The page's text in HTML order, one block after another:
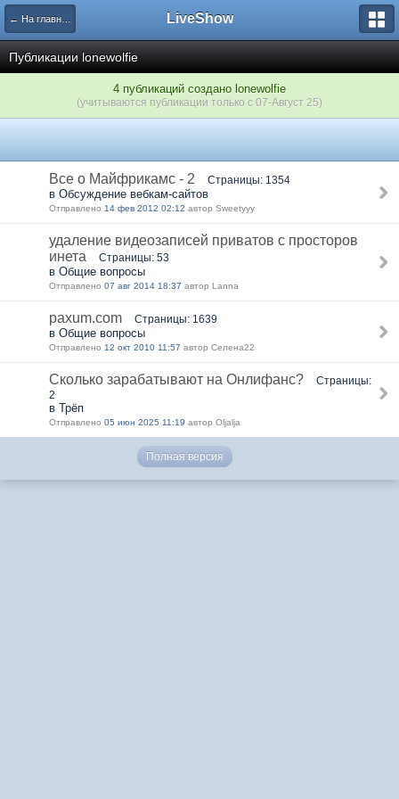
← На главную LiveShow
Публикации lonewolfie
4 публикаций создано lonewolfie
(учитываются публикации только с 07-Август 25)
Все о Майфрикамс - 2 Страницы: 1354
в Обсуждение вебкам-сайтов
Отправлено 14 фев 2012 02:12 автор Sweetyyy
удаление видеозаписей приватов с просторов
инета
Страницы: 53
в Общие вопросы
Отправлено 07 авг 2014 18:37 автор Lanna
paxum.com Страницы: 1639
в Общие вопросы
Отправлено 12 окт 2010 11:57 автор Селена22
Сколько зарабатывают на Онлифанс?
Страницы:
2
в Трёп
Отправлено 05 июн 2025 11:19 автор Oljalja
Полная версия